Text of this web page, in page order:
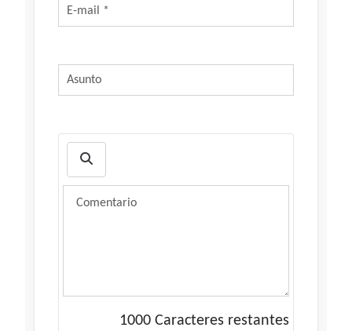
1000 Caracteres restantes